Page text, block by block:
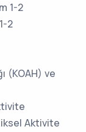
1-2
2
(KOAH) ve
Aktivite